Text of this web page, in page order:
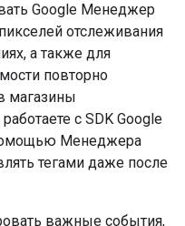
Google Менеджер
отслеживания
а также для
повторно
магазины
с SDK Google
Менеджера
тегами даже после
важные события,